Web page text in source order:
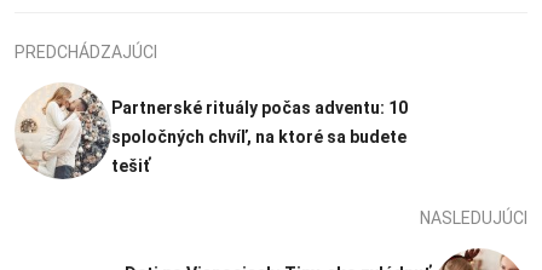
PREDCHÁDZAJÚCI
Partnerské rituály počas adventu: 10
spoločných chvíľ, na ktoré sa budete
tešiť
NASLEDUJÚCI